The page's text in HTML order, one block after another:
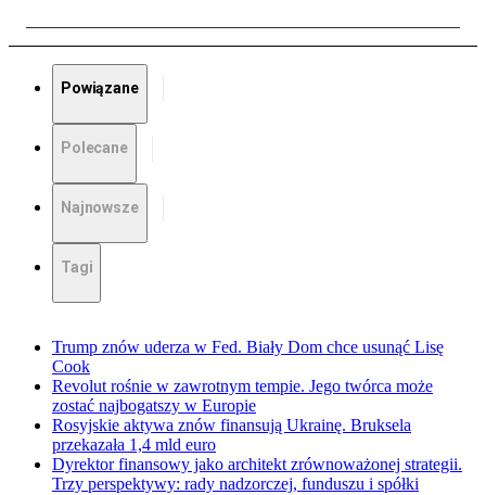
Powiązane
Polecane
Najnowsze
Tagi
Trump znów uderza w Fed. Biały Dom chce usunąć Lisę
Cook
Revolut rośnie w zawrotnym tempie. Jego twórca może
zostać najbogatszy w Europie
Rosyjskie aktywa znów finansują Ukrainę. Bruksela
przekazała 1,4 mld euro
Dyrektor finansowy jako architekt zrównoważonej strategii.
Trzy perspektywy: rady nadzorczej, funduszu i spółki